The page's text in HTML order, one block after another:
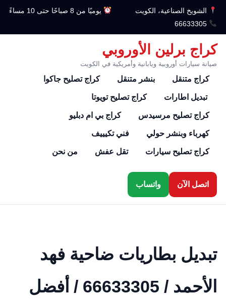
الشويخ الصناعية، الكويت
يوميًا من 8 صباحًا حتى 10 مساءً
66633305
كراج برلين الأوروبي
صيانة سيارات أوروبية ويابانية وأمريكية في الكويت
كراج متنقل بنشر متنقل كراج تصليح جاكوا
تبديل اطارات كراج تصليح تويوتا
كراج تصليح مرسيدس كراج بي ام دبليو
كهرباء وبنشر حولي فني تكيييف
كراج تصليح سيارات تقل عفش من نحن
اتصل الآن واتساب
تبديل بطاريات ضاحية فهد
الأحمد / 66633305 / أفضل